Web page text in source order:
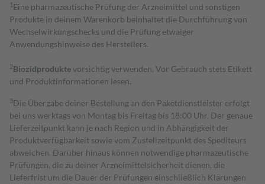
1 Eine pharmazeutische Prüfung der Arzneimittel und sonstigen
Produkte in deinem Warenkorb beinhaltet die Durchführung von
Wechselwirkungschecks und die Prüfung etwaiger
Anwendungshinweise des Herstellers.
2Biozidproduktevorsichtig verwenden. Vor Gebrauch stets Etikett
und Produktinformationen lesen.
3Die Übergabe deiner Bestellung an den Paketdienstleister erfolgt
bei uns werktags von Montag bis Freitag bis 18:00 Uhr. Der genaue
Lieferzeitpunkt kann je nach Region und in Abhängigkeit der
Produktverfügbarkeit sowie vom Zustellzeitpunkt des Spediteurs
abweichen. Darüber hinaus können notwendige pharmazeutische
Prüfungen, die zu deiner Arzneimittelsicherheit dienen, die
Lieferfrist um die Dauer der Prüfungen einschließlich Klärungen